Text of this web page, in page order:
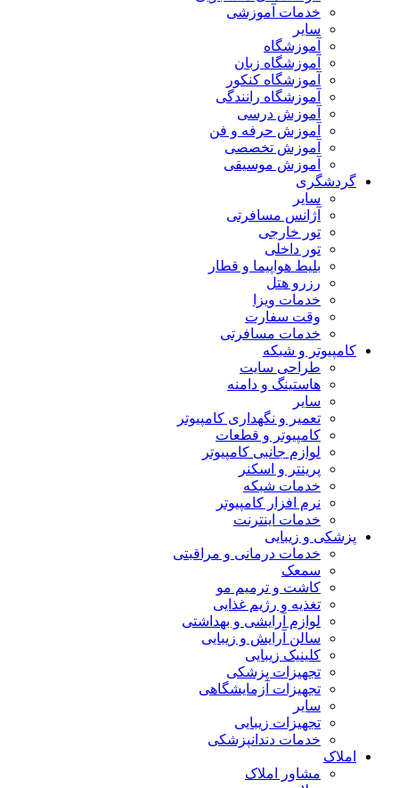
خدمات آموزشی
سایر
آموزشگاه
آموزشگاه زبان
آموزشگاه کنکور
آموزشگاه رانندگی
آموزش درسی
آموزش حرفه و فن
آموزش تخصصی
آموزش موسیقی
گردشگری
سایر
آژانس مسافرتی
تور خارجی
تور داخلی
بلیط هواپیما و قطار
رزرو هتل
خدمات ویزا
وقت سفارت
خدمات مسافرتی
کامپیوتر و شبکه
طراحی سایت
هاستینگ و دامنه
سایر
تعمیر و نگهداری کامپیوتر
کامپیوتر و قطعات
لوازم جانبی کامپیوتر
پرینتر و اسکنر
خدمات شبکه
نرم افزار کامپیوتر
خدمات اینترنت
پزشکی و زیبایی
خدمات درمانی و مراقبتی
سمعک
کاشت و ترمیم مو
تغذیه و رژیم غذایی
لوازم آرایشی و بهداشتی
سالن آرایش و زیبایی
کلینیک زیبایی
تجهیزات پزشکی
تجهیزات آزمایشگاهی
سایر
تجهیزات زیبایی
خدمات دندانپزشکی
املاک
مشاور املاک